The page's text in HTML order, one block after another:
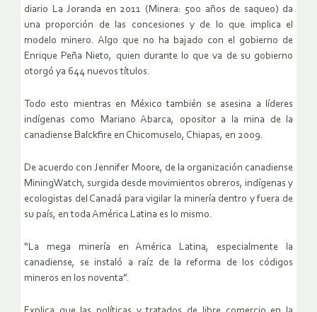
diario La Joranda en 2011 (Minera: 500 años de saqueo) da
una proporción de las concesiones y de lo que implica el
modelo minero. Algo que no ha bajado con el gobierno de
Enrique Peña Nieto, quien durante lo que va de su gobierno
otorgó ya 644 nuevos títulos.
Todo esto mientras en México también se asesina a líderes
indígenas como Mariano Abarca, opositor a la mina de la
canadiense Balckfire en Chicomuselo, Chiapas, en 2009.
De acuerdo con Jennifer Moore, de la organización canadiense
MiningWatch, surgida desde movimientos obreros, indígenas y
ecologistas del Canadá para vigilar la minería dentro y fuera de
su país, en toda América Latina es lo mismo.
“La mega minería en América Latina, especialmente la
canadiense, se instaló a raíz de la reforma de los códigos
mineros en los noventa”.